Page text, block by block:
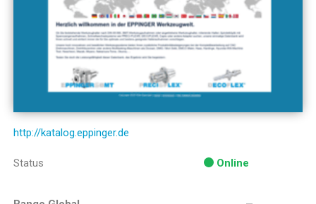
http://katalog.eppinger.de
Status Online